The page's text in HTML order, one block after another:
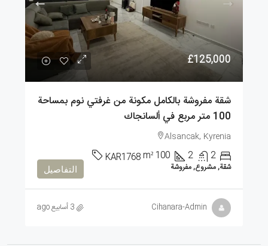
£125,000
شقة مفروشة بالكامل مكونة من غرفتي نوم بمساحة
100 متر مربع في ألسانجاك
Alsancak, Kyrenia
2
2
100
m²
KAR1768
شقة, مشروع, مفروشة التفاصيل
Cihanara-Admin 3 أسابيع ago